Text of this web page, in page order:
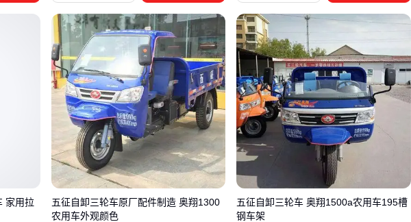
轻型短途搬运：平板式 货运三轮车
灵活省电，适合商超配
送或仓库周转
重型工程运输：液压自卸的电动货运三轮车
能处理1吨以上
建材，坡道作业更省力
特殊环境：煤矿井下需要防爆电机，野外作业建议选加宽防
滑轮胎
这里有两类常见场景的配置参考：
避坑提示：工地用车别选普通电动车架，长期超载容易导致车
轴变形。
家用拉
五征自卸三轮车原厂配件制造 奥翔1300
农用车外观颜色
五征自卸三轮车 奥翔1500a农用车195槽
钢车架